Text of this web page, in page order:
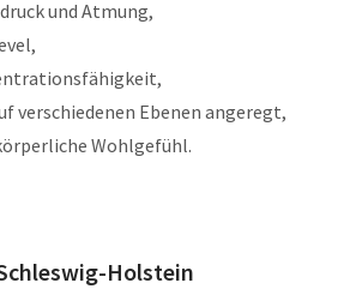
und Atmung,
verschiedenen Ebenen angeregt,
Wohlgefühl.
Holstein